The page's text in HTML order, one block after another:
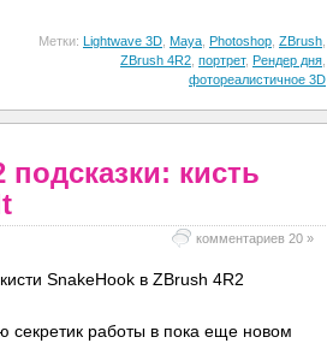
Метки: Lightwave 3D Maya Photoshop ZBrush
ZBrush 4R2 портрет, Рендер дня
фотореалистичное 3D
подсказки: кисть
комментариев 20 »
секретик работы в пока еще новом